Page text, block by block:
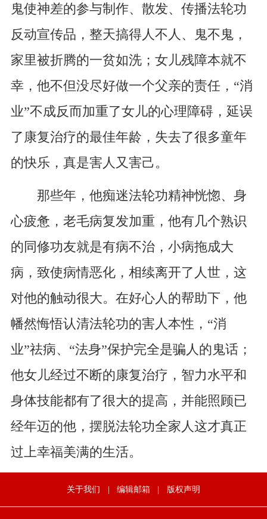
鬼使神差的参与制作、散发、传播法轮功
反动宣传品，整天搞得人不人、鬼不鬼，
家里被折腾的一贫如洗；女儿残障本就不
幸，他不但没尽好做一个父亲的责任，“消
业”不成反而加重了女儿的心理障碍，延误
了康复治疗的最佳年龄，失去了很多童年
的快乐，真是害人又害己。
那些年，他痴迷法轮功精神恍惚、身
心疲惫，老毛病复发加重，他有几个熟识
的同修功友就是有病不治，小病拖成大
病，致使病情恶化，相续离开了人世，这
对他的触动很大。在好心人的帮助下，他
幡然悔悟认清法轮功的害人本性，“消
业”祛病、“法身”保护完全是骗人的鬼话；
他女儿经过不断的康复治疗，智力水平和
身体技能都有了很大的提高，并能照顾已
经年迈的他，摆脱法轮功全家人这才真正
过上幸福美满的生活。
关于我们 | 编辑邮箱 | 版权声明